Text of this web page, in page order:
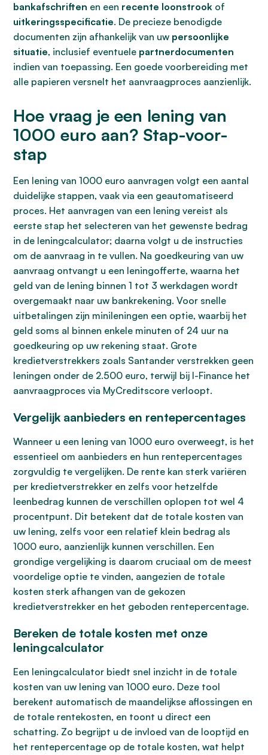
bankafschriften en een recente loonstrook of
uitkeringsspecificatie. De precieze benodigde
documenten zijn afhankelijk van uw persoonlijke
situatie, inclusief eventuele partnerdocumenten
indien van toepassing. Een goede voorbereiding met
alle papieren versnelt het aanvraagproces aanzienlijk.
Hoe vraag je een lening van
1000 euro aan? Stap-voor-
stap
Een lening van 1000 euro aanvragen volgt een aantal
duidelijke stappen, vaak via een geautomatiseerd
proces. Het aanvragen van een lening vereist als
eerste stap het selecteren van het gewenste bedrag
in de leningcalculator; daarna volgt u de instructies
om de aanvraag in te vullen. Na goedkeuring van uw
aanvraag ontvangt u een leningofferte, waarna het
geld van de lening binnen 1 tot 3 werkdagen wordt
overgemaakt naar uw bankrekening. Voor snelle
uitbetalingen zijn minileningen een optie, waarbij het
geld soms al binnen enkele minuten of 24 uur na
goedkeuring op uw rekening staat. Grote
kredietverstrekkers zoals Santander verstrekken geen
leningen onder de 2.500 euro, terwijl bij I-Finance het
aanvraagproces via MyCreditscore verloopt.
Vergelijk aanbieders en rentepercentages
Wanneer u een lening van 1000 euro overweegt, is het
essentieel om aanbieders en hun rentepercentages
zorgvuldig te vergelijken. De rente kan sterk variëren
per kredietverstrekker en zelfs voor hetzelfde
leenbedrag kunnen de verschillen oplopen tot wel 4
procentpunt. Dit betekent dat de totale kosten van
uw lening, zelfs voor een relatief klein bedrag als
1000 euro, aanzienlijk kunnen verschillen. Een
grondige vergelijking is daarom cruciaal om de meest
voordelige optie te vinden, aangezien de totale
kosten sterk afhangen van de gekozen
kredietverstrekker en het geboden rentepercentage.
Bereken de totale kosten met onze
leningcalculator
Een leningcalculator biedt snel inzicht in de totale
kosten van uw lening van 1000 euro. Deze tool
berekent automatisch de maandelijkse aflossingen en
de totale rentekosten, en toont u direct een
schatting. Zo begrijpt u de invloed van de looptijd en
het rentepercentage op de totale kosten, wat helpt